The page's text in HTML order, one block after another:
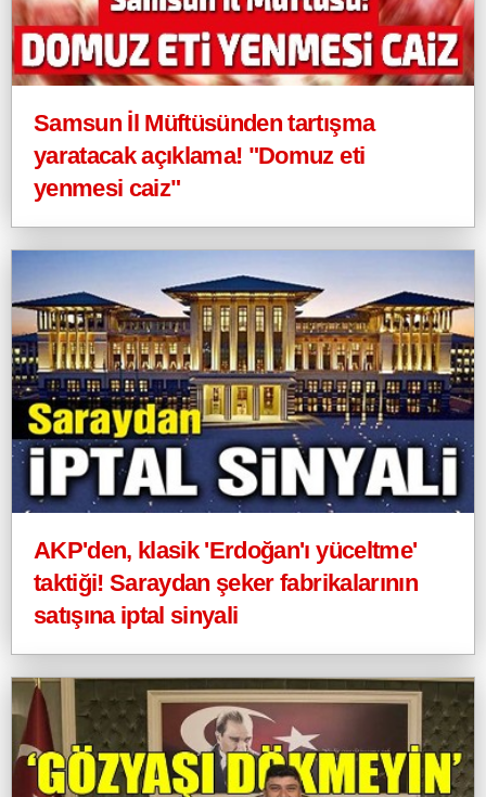
Samsun İl Müftüsünden tartışma
yaratacak açıklama! "Domuz eti
yenmesi caiz"
AKP'den, klasik 'Erdoğan'ı yüceltme'
taktiği! Saraydan şeker fabrikalarının
satışına iptal sinyali